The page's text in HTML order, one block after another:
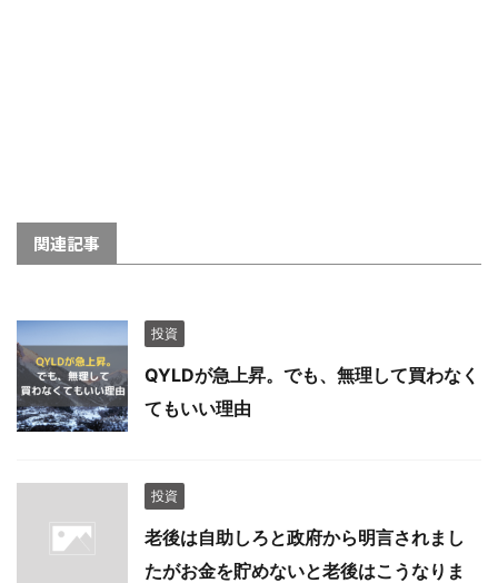
関連記事
投資
QYLDが急上昇。でも、無理して買わなく
てもいい理由
投資
老後は自助しろと政府から明言されまし
たがお金を貯めないと老後はこうなりま